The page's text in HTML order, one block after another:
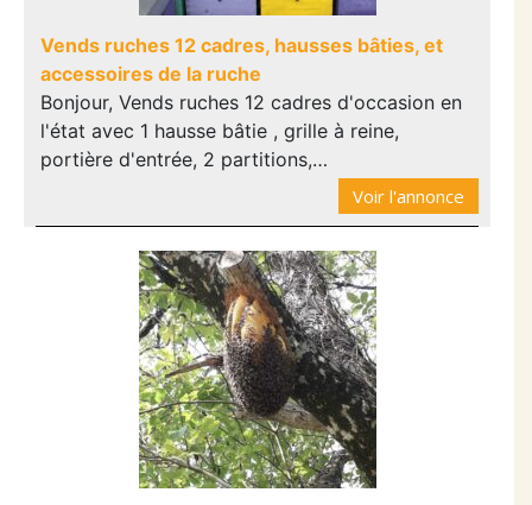
Vends ruches 12 cadres, hausses bâties, et
accessoires de la ruche
Bonjour, Vends ruches 12 cadres d'occasion en
l'état avec 1 hausse bâtie , grille à reine,
portière d'entrée, 2 partitions,…
Voir l'annonce